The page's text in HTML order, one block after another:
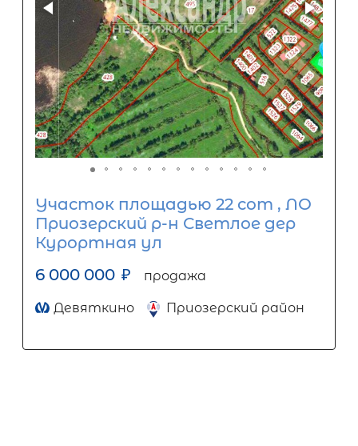
Участок площадью 22 сот , ЛО
Приозерский р-н Светлое дер
Курортная ул
6 000 000 ₽ продажа
Девяткино Приозерский район